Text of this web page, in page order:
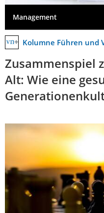
Management
Kolumne Führen und
Zusammenspiel
Alt: Wie eine